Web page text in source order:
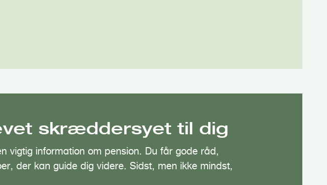
skræddersyet til dig
vigtig information om pension. Du får gode råd,
der kan guide dig videre. Sidst, men ikke mindst,